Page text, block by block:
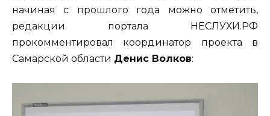
начиная с прошлого года можно отметить,
редакции портала НЕСЛУХИ.РФ
прокомментировал координатор проекта в
Самарской области Денис Волков: